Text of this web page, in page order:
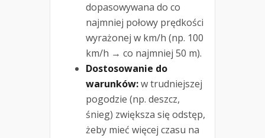
dopasowywana do co
najmniej połowy prędkości
wyrażonej w km/h (np. 100
km/h → co najmniej 50 m).
Dostosowanie do
warunków:w trudniejszej
pogodzie (np. deszcz,
śnieg) zwiększa się odstęp,
żeby mieć więcej czasu na